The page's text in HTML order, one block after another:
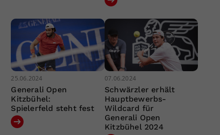
25.06.2024
Generali Open
Kitzbühel:
Spielerfeld steht fest
07.06.2024
Schwärzler erhält
Hauptbewerbs-
Wildcard für
Generali Open
Kitzbühel 2024